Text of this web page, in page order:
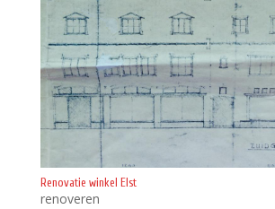
Renovatie winkel Elst
renoveren